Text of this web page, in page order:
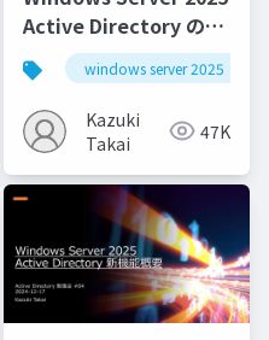
active directory domain services
Active Directory の新
機能
windows server 2025
Kazuki
Takai
47K